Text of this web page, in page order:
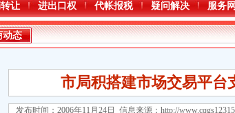
让 进出口权 代帐报税 疑问解决 服务
动态
市局积搭建市场交易平台
发布时间：2006年11月24日 信息来源： http://